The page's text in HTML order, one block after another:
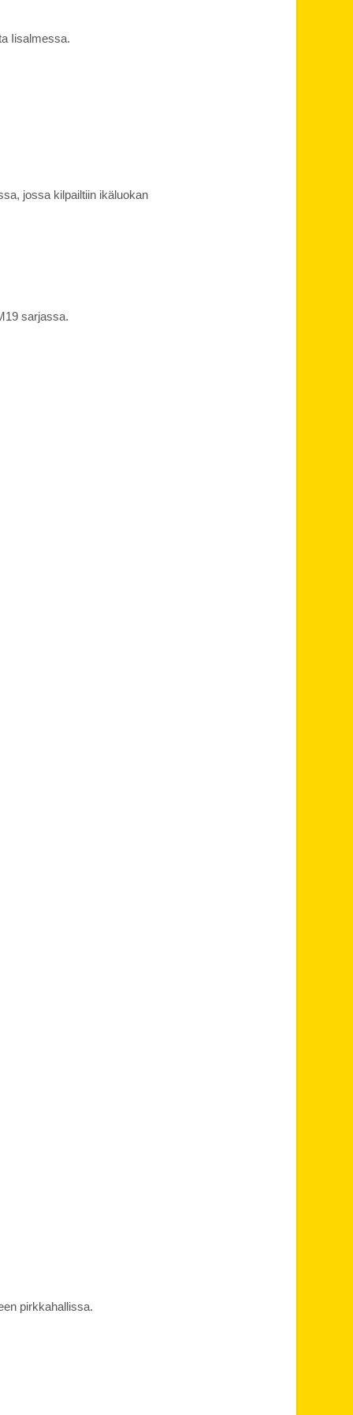
Iisalmessa.
jossa kilpailtiin ikäluokan
sarjassa.
pirkkahallissa.